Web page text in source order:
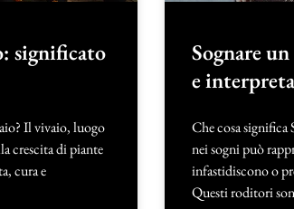
significato
Il vivaio, luogo
crescita di piante
cura e
Sognare
e
Che cosa significa
nei sogni può
infastidiscono o
Questi roditori